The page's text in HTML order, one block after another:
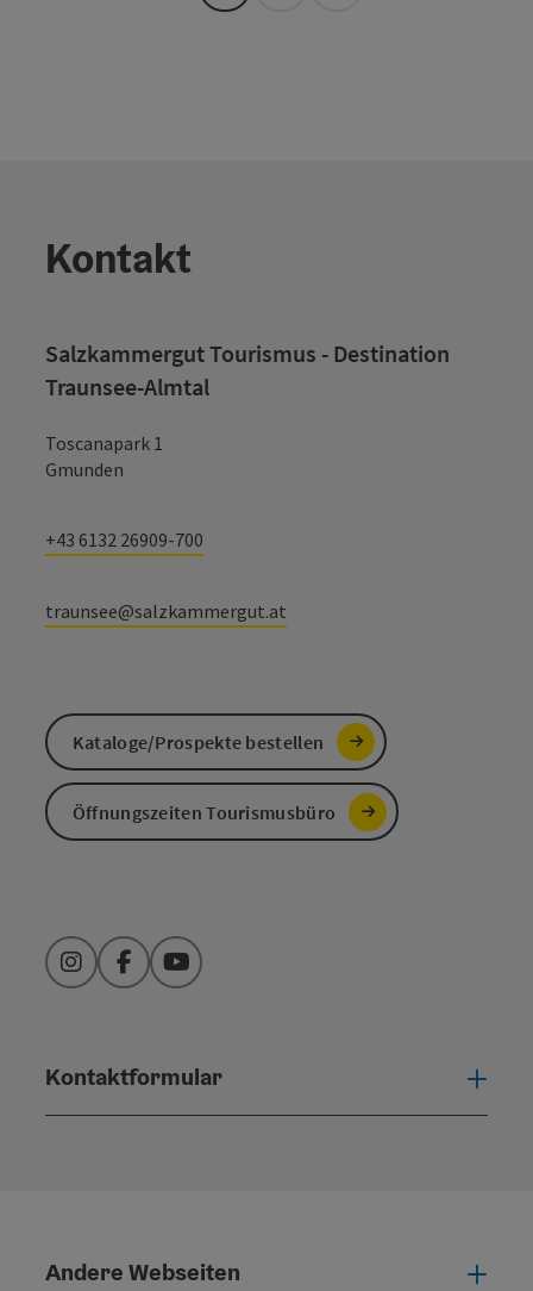
Kontakt
Salzkammergut Tourismus - Destination
Traunsee-Almtal
Toscanapark 1
Gmunden
+43 6132 26909-700
traunsee@salzkammergut.at
Kataloge/Prospekte bestellen
Öffnungszeiten Tourismusbüro
InstagramFacebookYouTube
Kontaktformular
Andere Webseiten